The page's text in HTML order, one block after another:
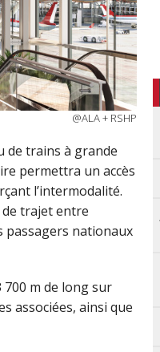
@ALA + RSHP
de trains à grande
permettra un accès
l’intermodalité.
trajet entre
passagers nationaux
m de long sur
associées, ainsi que